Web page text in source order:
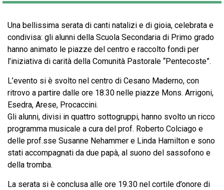
Una bellissima serata di canti natalizi e di gioia, celebrata e
condivisa: gli alunni della Scuola Secondaria di Primo grado
hanno animato le piazze del centro e raccolto fondi per
l’iniziativa di carità della Comunità Pastorale “Pentecoste”.
L’evento si è svolto nel centro di Cesano Maderno, con
ritrovo a partire dalle ore 18.30 nelle piazze Mons. Arrigoni,
Esedra, Arese, Procaccini.
Gli alunni, divisi in quattro sottogruppi, hanno svolto un ricco
programma musicale a cura del prof. Roberto Colciago e
delle prof.sse Susanne Nehammer e Linda Hamilton e sono
stati accompagnati da due papà, al suono del sassofono e
della tromba.
La serata si è conclusa alle ore 19.30 nel cortile d’onore di